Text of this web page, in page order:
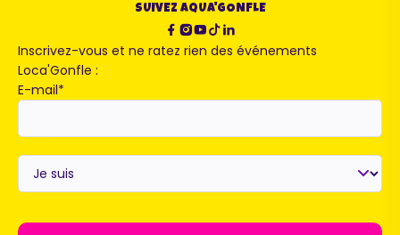
SUIVEZ AQUA'GONFLE
Inscrivez-vous et ne ratez rien des événements
Loca'Gonfle :
E-mail*
Je
suis*